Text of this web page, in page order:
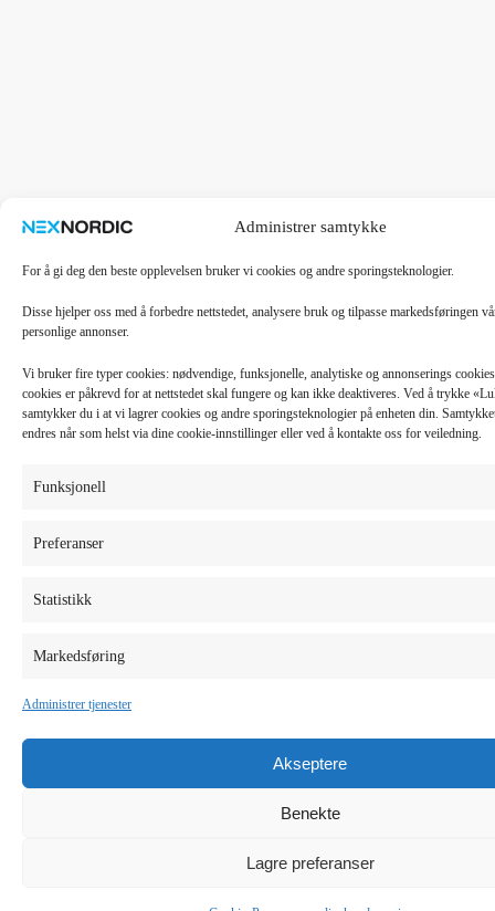
Administrer samtykke
For å gi deg den beste opplevelsen bruker vi cookies og andre sporingsteknologier.
Disse hjelper oss med å forbedre nettstedet, analysere bruk og tilpasse markedsføringen
personlige annonser.
Vi bruker fire typer cookies: nødvendige, funksjonelle, analytiske og annonserings
cookies er påkrevd for at nettstedet skal fungere og kan ikke deaktiveres. Ved å trykke
samtykker du i at vi lagrer cookies og andre sporingsteknologier på enheten din.
endres når som helst via dine cookie-innstillinger eller ved å kontakte oss for veiledning.
Funksjonell
Preferanser
Statistikk
Markedsføring
Administrer tjenester
Akseptere
Benekte
Lagre preferanser